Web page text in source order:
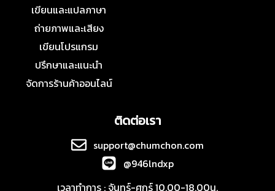
เขียนและแปลภาษา
ถ่ายภาพและเสียง
เขียนโปรแกรม
ปรึกษาและแนะนำ
จัดการร้านค้าออนไลน์
ติดต่อเรา
support@chumchon.com
@946lndxp
เวลาทำการ : จันทร์-ศุกร์ 10.00-18.00น.